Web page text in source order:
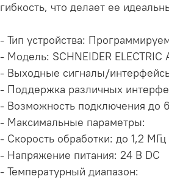
гибкость, что делает ее
- Тип устройства:
- Модель: SCHNEIDER ELECTRIC
- Выходные сигналы/
- Поддержка различных
- Возможность подключения до
- Максимальные параметры:
- Скорость обработки: до 1,2 МГц
- Напряжение питания: 24 В DC
- Температурный диапазон: